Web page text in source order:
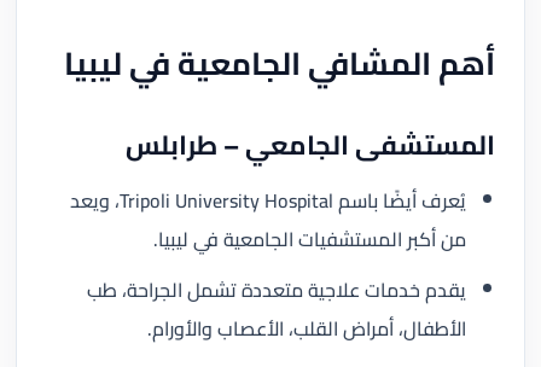
أهم المشافي الجامعية في ليبيا
المستشفى الجامعي – طرابلس
يُعرف أيضًا باسم Tripoli University Hospital، ويعد
من أكبر المستشفيات الجامعية في ليبيا.
يقدم خدمات علاجية متعددة تشمل الجراحة، طب
الأطفال، أمراض القلب، الأعصاب والأورام.